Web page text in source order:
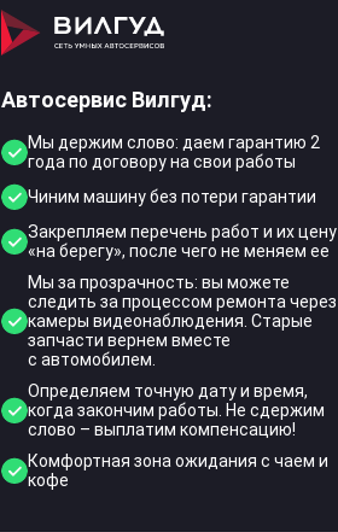
Автосервис Вилгуд:
Мы держим слово: даем гарантию 2
года по договору на свои работы
Чиним машину без потери гарантии
Закрепляем перечень работ и их цену
«на берегу», после чего не меняем ее
Мы за прозрачность: вы можете
следить за процессом ремонта через
камеры видеонаблюдения. Старые
запчасти вернем вместе
с автомобилем.
Определяем точную дату и время,
когда закончим работы. Не сдержим
слово – выплатим компенсацию!
Комфортная зона ожидания с чаем и
кофе